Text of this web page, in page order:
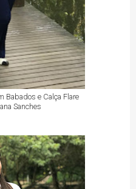
Babados e Calça Flare
Sanches